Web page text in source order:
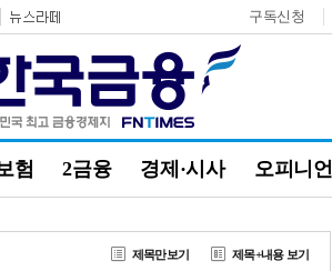
구독신청
험 2금융 경제·시사 오피니언
제목만보기 제목+내용 보기